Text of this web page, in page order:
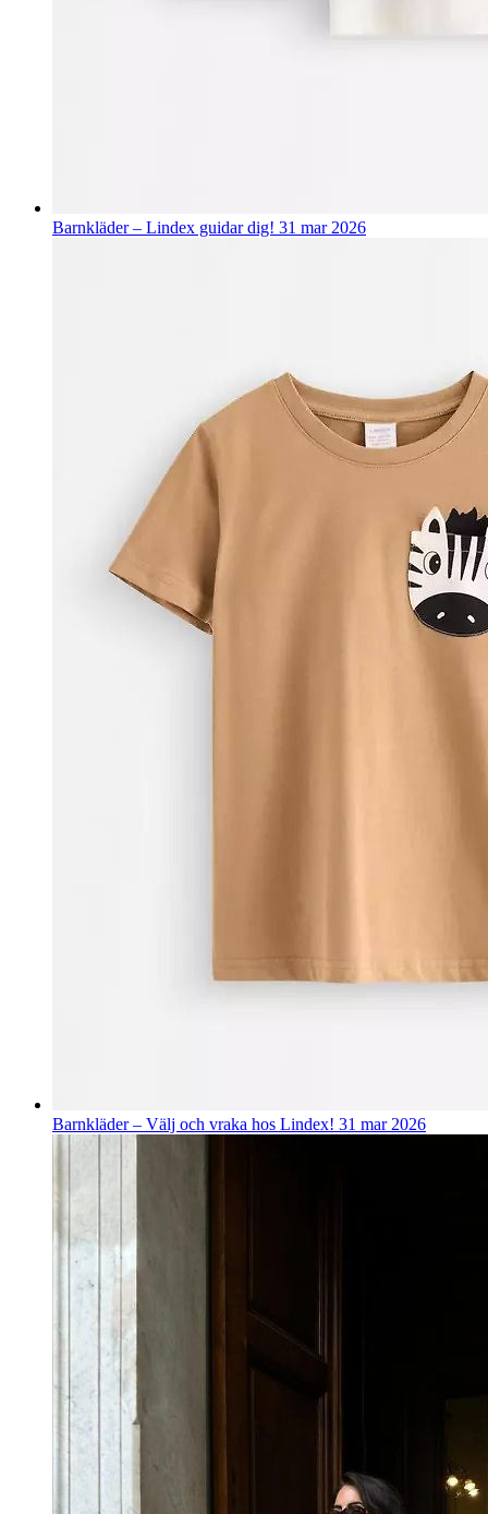
Barnkläder – Lindex guidar dig! 31 mar 2026
Barnkläder – Välj och vraka hos Lindex! 31 mar 2026